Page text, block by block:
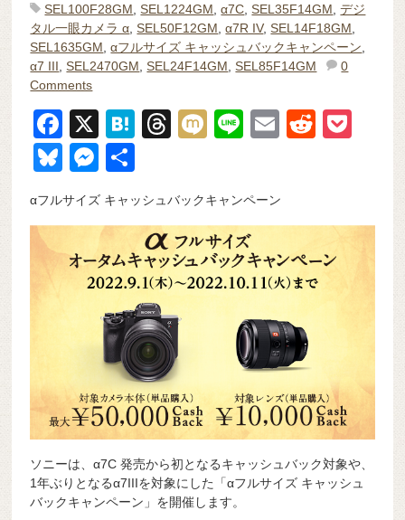
SEL100F28GM ,SEL1224GM ,α7C ,SEL35F14GM ,デジ
タル一眼カメラ α ,SEL50F12GM ,α7R IV,SEL14F18GM
SEL1635GM ,αフルサイズ キャッシュバックキャンペーン
α7 III ,SEL2470GM ,SEL24F14GM ,SEL85F14GM
0
Comments
F
a
c
e
o
o
k
X
H
n
a
T
a
d
s
M
Li
E
R
Bl
e
y
M
e
ss
e
n
er
αフルサイズ キャッシュバックキャンペーン
ソニーは、α7C 発売から初となるキャッシュバック対象や、
1年ぶりとなるα7IIIを対象にした「αフルサイズ キャッシュ
バックキャンペーン」を開催します。